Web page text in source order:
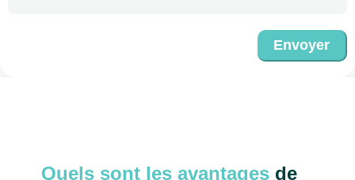
Envoyer
Quels sont les avantages de